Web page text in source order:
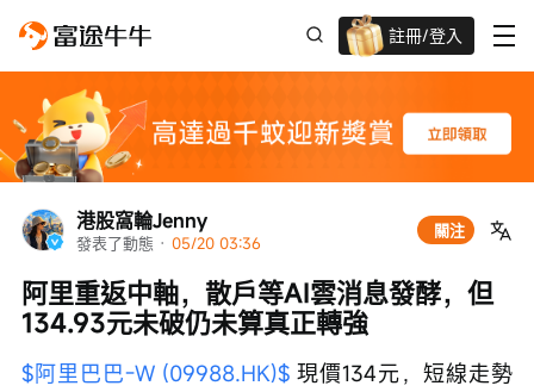
註冊/登入
港股窩輪Jenny
發表了動態 · 05/20 03:36
關注
阿里重返中軸，散戶等AI雲消息發酵，但
134.93元未破仍未算真正轉強
$阿里巴巴-W (09988.HK)$ 現價134元，短線走勢